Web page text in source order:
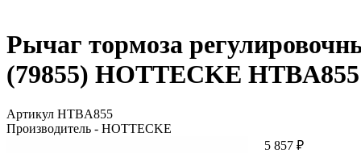
Рычаг тормоза
(79855) HOTTECKE HTBA855
Артикул HTBA855
Производитель - HOTTECKE
5 857 ₽